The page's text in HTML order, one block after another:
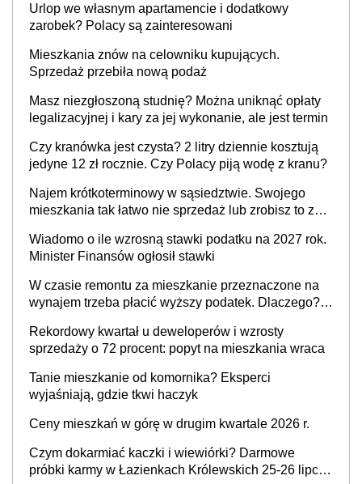
Urlop we własnym apartamencie i dodatkowy
zarobek? Polacy są zainteresowani
Mieszkania znów na celowniku kupujących.
Sprzedaż przebiła nową podaż
Masz niezgłoszoną studnię? Można uniknąć opłaty
legalizacyjnej i kary za jej wykonanie, ale jest termin
Czy kranówka jest czysta? 2 litry dziennie kosztują
jedyne 12 zł rocznie. Czy Polacy piją wodę z kranu?
Najem krótkoterminowy w sąsiedztwie. Swojego
mieszkania tak łatwo nie sprzedaż lub zrobisz to ze
Wiadomo o ile wzrosną stawki podatku na 2027 rok.
Minister Finansów ogłosił stawki
W czasie remontu za mieszkanie przeznaczone na
wynajem trzeba płacić wyższy podatek. Dlaczego?
Rekordowy kwartał u deweloperów i wzrosty
sprzedaży o 72 procent: popyt na mieszkania wraca
Tanie mieszkanie od komornika? Eksperci
wyjaśniają, gdzie tkwi haczyk
Ceny mieszkań w górę w drugim kwartale 2026 r.
Czym dokarmiać kaczki i wiewiórki? Darmowe
próbki karmy w Łazienkach Królewskich 25-26 lipca